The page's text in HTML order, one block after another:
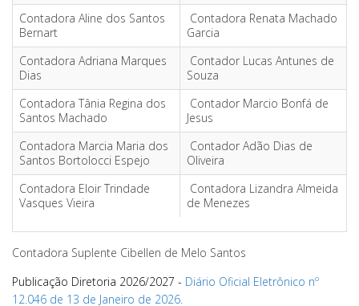
Contadora Aline dos Santos
Bernart
Contadora Renata Machado
Garcia
Contadora Adriana Marques
Dias
Contador Lucas Antunes de
Souza
Contadora Tânia Regina dos
Santos Machado
Contador Marcio Bonfá de
Jesus
Contadora Marcia Maria dos
Santos Bortolocci Espejo
Contador Adão Dias de
Oliveira
Contadora Eloir Trindade
Vasques Vieira
Contadora Lizandra Almeida
de Menezes
Contadora Suplente Cibellen de Melo Santos
Publicação Diretoria 2026/2027 - Diário Oficial Eletrônico nº
12.046 de 13 de Janeiro de 2026.